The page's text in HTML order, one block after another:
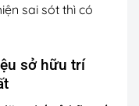
sai sót thì có
sở hữu trí